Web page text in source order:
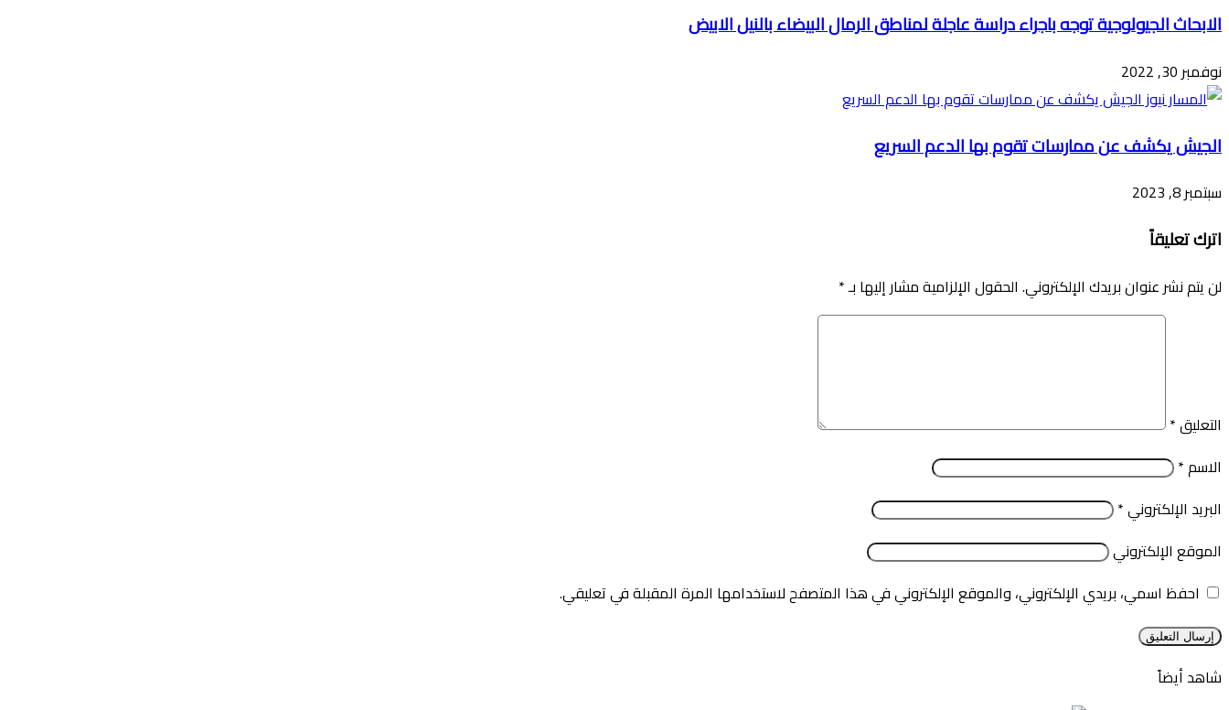
الابحاث الجيولوجية توجه باجراء دراسة عاجلة لمناطق الرمال البيضاء بالنيل الابيض
نوفمبر 30, 2022
الجيش يكشف عن ممارسات تقوم بها الدعم السريع
سبتمبر 8, 2023
اترك تعليقاً
لن يتم نشر عنوان بريدك الإلكتروني. الحقول الإلزامية مشار إليها بـ*
التعليق*
الاسم*
البريد الإلكتروني*
الموقع الإلكتروني
احفظ اسمي، بريدي الإلكتروني، والموقع الإلكتروني في هذا المتصفح لاستخدامها المرة المقبلة في تعليقي.
شاهد أيضاً